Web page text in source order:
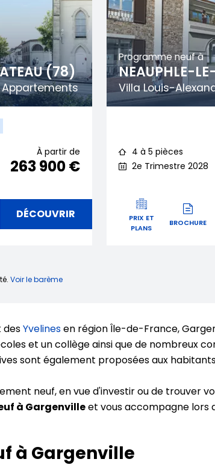
(78)
À partir de
263 900 €
DÉCOUVRIR
Programme neuf à
NEAUPHLE-
Villa Louis-
4 à 5 pièces
2e Trimestre 2028
PRIX ET
PLANS
BROCHURE
Voir le barème
desYvelinesen région Île-de-France,
et un collège ainsi que de nombreux
sont également proposées aux
neuf, en vue d'investir ou de trouver
à Gargenvilleet vous accompagne lors
à Gargenville